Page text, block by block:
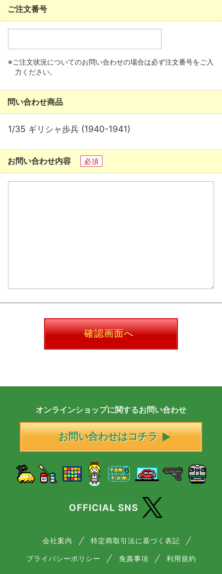
ご注文番号
※ご注文状況についてのお問い合わせの場合は必ず注文番号をご入
力ください。
問い合わせ商品
1/35 ギリシャ歩兵 (1940-1941)
お問い合わせ内容 必須
確認画面へ
オンラインショップに関するお問い合わせ
お問い合わせはコチラ
OFFICIAL SNS
会社案内 特定商取引法に基づく表記
プライバシーポリシー 免責事項 利用規約